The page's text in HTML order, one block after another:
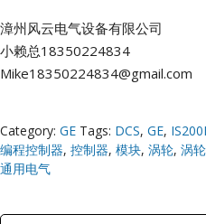
漳州风云电气设备有限公司
小赖总18350224834
Mike18350224834@gmail.com
Category: GE Tags: DCS, GE,
编程控制器, 控制器, 模块, 涡轮, 涡
通用电气